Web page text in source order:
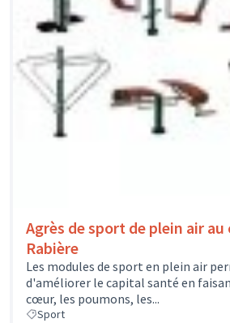
Agrès de sport de plein air au
Rabière
Les modules de sport en plein air
d'améliorer le capital santé en
cœur, les poumons, les...
Sport